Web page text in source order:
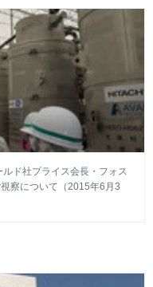
ド社プライス会長・フォス
察について（2015年6月3